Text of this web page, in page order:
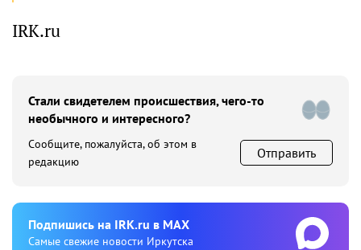
IRK.ru
Стали свидетелем происшествия, чего-то
необычного и интересного?
Сообщите, пожалуйста, об этом в
редакцию
Отправить
Подпишиcь на IRK.ru в MAX
Cамые свежие новости Иркутска